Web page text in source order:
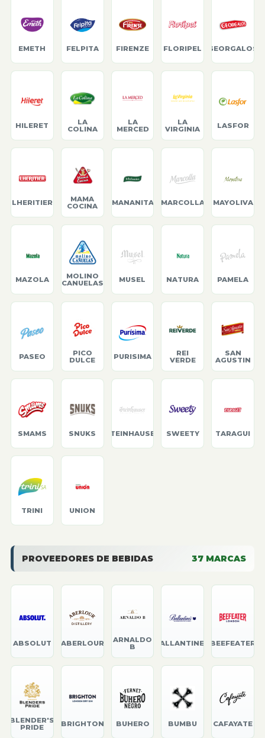
EMETH FELPITA FIRENZE FLORIPEL GEORGALOS
HILERET
LA
COLINA
LA
MERCED
LA
VIRGINIA
LASFOR
LHERITIER
MAMA
COCINA
MANANITA MARCOLLA MAYOLIVA
MAZOLA
MOLINO
CANUELAS
MUSEL NATURA PAMELA
PASEO
PICO
DULCE
PURISIMA
REI
VERDE
SAN
AGUSTIN
SMAMS SNUKS STEINHAUSER SWEETY TARAGUI
TRINI UNION
PROVEEDORES DE BEBIDAS 37 MARCAS
ABSOLUT ABERLOUR
ARNALDO
B
BALLANTINE'S BEEFEATER
BLENDER'S
PRIDE
BRIGHTON BUHERO BUMBU CAFAYATE